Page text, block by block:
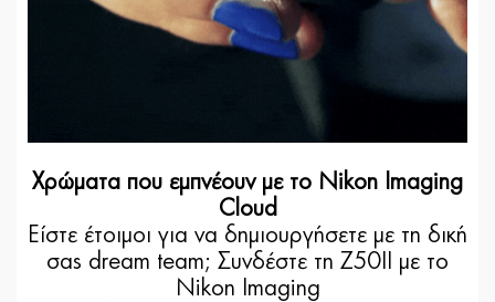
Χρώματα που εμπνέουν με το Nikon Imaging
Cloud
Είστε έτοιμοι για να δημιουργήσετε με τη δική
σας dream team; Συνδέστε τη Z50II με το
Nikon Imaging